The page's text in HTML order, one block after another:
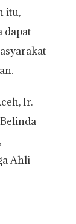
itu,
dapat
Ir.
Ahli